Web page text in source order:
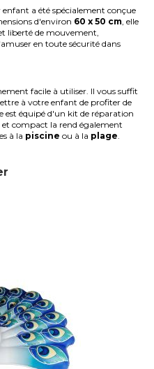
enfant a été spécialement conçue
d'environ 60 x 50 cm , elle
liberté de mouvement,
en toute sécurité dans
facile à utiliser. Il vous suffit
à votre enfant de profiter de
est équipé d'un kit de réparation
et compact la rend également
à la piscine ou à la plage